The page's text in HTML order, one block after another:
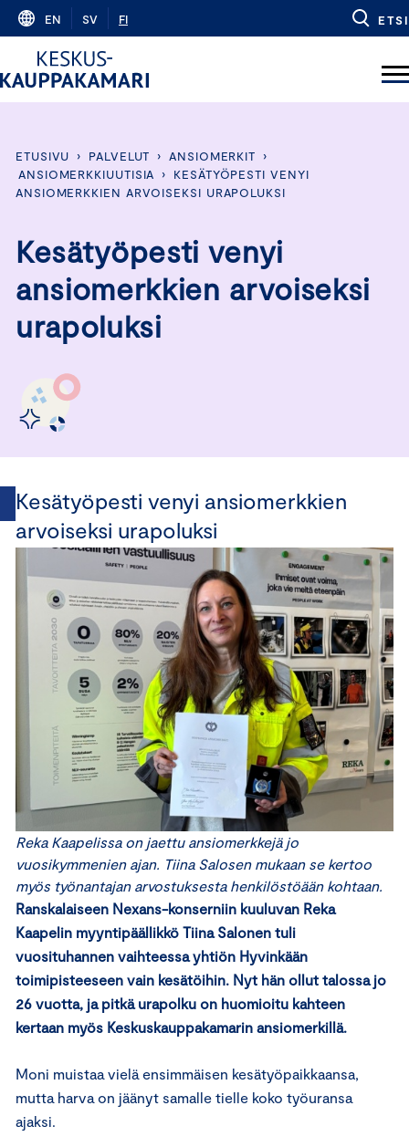
Skip
content
EN SV FI ETSI
ETUSIVU › PALVELUT › ANSIOMERKIT
›
ANSIOMERKKIUUTISIA
›
KESÄTYÖPESTI VENYI
ANSIOMERKKIEN ARVOISEKSI URAPOLUKSI
Kesätyöpesti venyi
ansiomerkkien arvoiseksi
urapoluksi
Kesätyöpesti venyi ansiomerkkien
arvoiseksi urapoluksi
Reka Kaapelissa on jaettu ansiomerkkejä jo
vuosikymmenien ajan. Tiina Salosen mukaan se kertoo
myös työnantajan arvostuksesta henkilöstöään kohtaan.
Ranskalaiseen Nexans-konserniin kuuluvan Reka
Kaapelin myyntipäällikkö Tiina Salonen tuli
vuosituhannen vaihteessa yhtiön Hyvinkään
toimipisteeseen vain kesätöihin. Nyt hän ollut talossa jo
26 vuotta, ja pitkä urapolku on huomioitu kahteen
kertaan myös Keskuskauppakamarin ansiomerkillä.
Moni muistaa vielä ensimmäisen kesätyöpaikkaansa,
mutta harva on jäänyt samalle tielle koko työuransa
ajaksi.